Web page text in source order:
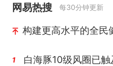
网易热搜 每30分钟更新
构建更高水平的全民
1 白海豚10级风圈已触